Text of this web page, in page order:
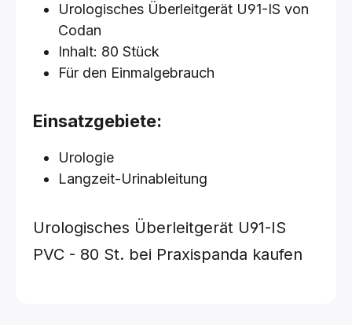
Urologisches Überleitgerät U91-IS von
Codan
Inhalt: 80 Stück
Für den Einmalgebrauch
Einsatzgebiete:
Urologie
Langzeit-Urinableitung
Urologisches Überleitgerät U91-IS
PVC - 80 St. bei Praxispanda kaufen